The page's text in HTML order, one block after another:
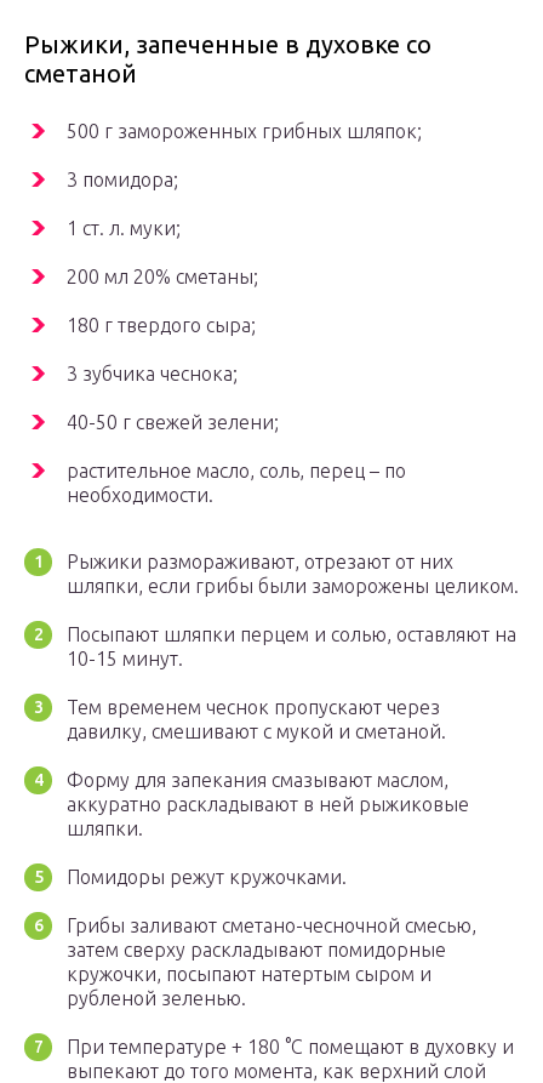
Рыжики, запеченные в духовке со
сметаной
500 г замороженных грибных шляпок;
3 помидора;
1 ст. л. муки;
200 мл 20% сметаны;
180 г твердого сыра;
3 зубчика чеснока;
40-50 г свежей зелени;
растительное масло, соль, перец – по
необходимости.
Рыжики размораживают, отрезают от них
шляпки, если грибы были заморожены целиком.
Посыпают шляпки перцем и солью, оставляют на
10-15 минут.
Тем временем чеснок пропускают через
давилку, смешивают с мукой и сметаной.
Форму для запекания смазывают маслом,
аккуратно раскладывают в ней рыжиковые
шляпки.
Помидоры режут кружочками.
Грибы заливают сметано-чесночной смесью,
затем сверху раскладывают помидорные
кружочки, посыпают натертым сыром и
рубленой зеленью.
При температуре + 180 °С помещают в духовку и
выпекают до того момента, как верхний слой